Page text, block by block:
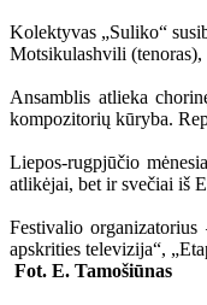
Kolektyvas „Suliko“
Motsikulashvili (tenoras),
Ansamblis atlieka
kompozitorių kūryba.
Liepos-rugpjūčio
atlikėjai, bet ir svečiai iš
Festivalio
apskrities televizija“,
Fot. E. Tamošiūnas